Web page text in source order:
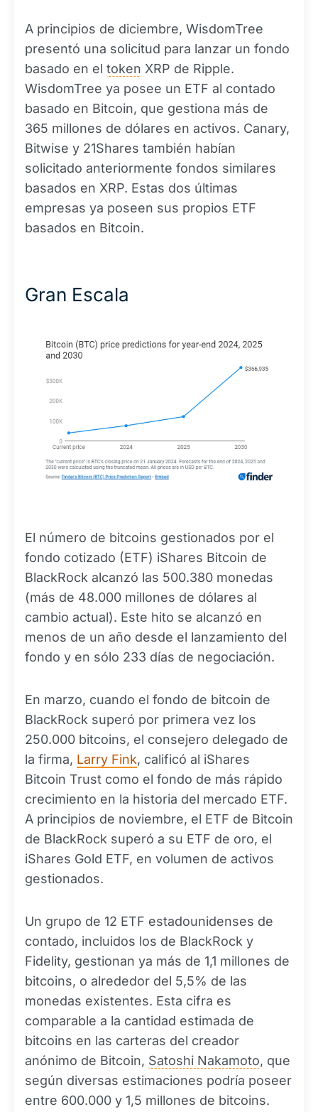
A principios de diciembre, WisdomTree
presentó una solicitud para lanzar un fondo
basado en el token XRP de Ripple.
WisdomTree ya posee un ETF al contado
basado en Bitcoin, que gestiona más de
365 millones de dólares en activos. Canary,
Bitwise y 21Shares también habían
solicitado anteriormente fondos similares
basados en XRP. Estas dos últimas
empresas ya poseen sus propios ETF
basados en Bitcoin.
Gran Escala
El número de bitcoins gestionados por el
fondo cotizado (ETF) iShares Bitcoin de
BlackRock alcanzó las 500.380 monedas
(más de 48.000 millones de dólares al
cambio actual). Este hito se alcanzó en
menos de un año desde el lanzamiento del
fondo y en sólo 233 días de negociación.
En marzo, cuando el fondo de bitcoin de
BlackRock superó por primera vez los
250.000 bitcoins, el consejero delegado de
la firma, Larry Fink, calificó al iShares
Bitcoin Trust como el fondo de más rápido
crecimiento en la historia del mercado ETF.
A principios de noviembre, el ETF de Bitcoin
de BlackRock superó a su ETF de oro, el
iShares Gold ETF, en volumen de activos
gestionados.
Un grupo de 12 ETF estadounidenses de
contado, incluidos los de BlackRock y
Fidelity, gestionan ya más de 1,1 millones de
bitcoins, o alrededor del 5,5% de las
monedas existentes. Esta cifra es
comparable a la cantidad estimada de
bitcoins en las carteras del creador
anónimo de Bitcoin, Satoshi Nakamoto, que
según diversas estimaciones podría poseer
entre 600.000 y 1,5 millones de bitcoins.